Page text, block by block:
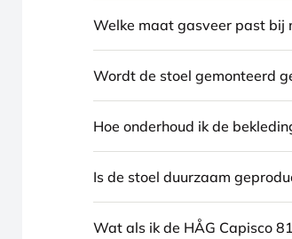
Welke maat gasveer past bij
Wordt de stoel gemonteerd
Hoe onderhoud ik de
Is de stoel duurzaam
Wat als ik de HÅG Capisco